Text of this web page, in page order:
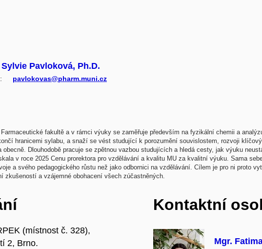
Sylvie Pavloková, Ph.D.
pavlokovas@pharm.muni.cz
fakultě a v rámci výuky se zaměřuje především na fyzikální chemii a
hranicemi sylabu, a snaží se vést studující k porozumění souvislostem, rozvoji
Dlouhodobě pracuje se zpětnou vazbou studujících a hledá cesty, jak výuku
v roce 2025 Cenu prorektora pro vzdělávání a kvalitu MU za kvalitní výuku. Sama
a svého pedagogického růstu než jako odbornici na vzdělávání. Cílem je pro ni proto
zkušeností a vzájemné obohacení všech zúčastněných.
(místnost č. 328),
2, Brno.
Kontaktní
Mgr.